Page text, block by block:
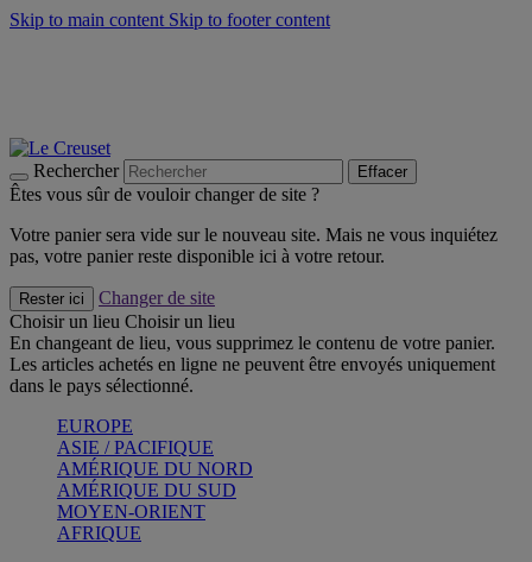
Skip to main content Skip to footer content
Rechercher Effacer
Êtes vous sûr de vouloir changer de site ?
Votre panier sera vide sur le nouveau site. Mais ne vous inquiétez
pas, votre panier reste disponible ici à votre retour.
Rester ici
Changer de site
Choisir un lieu Choisir un lieu
En changeant de lieu, vous supprimez le contenu de votre panier.
Les articles achetés en ligne ne peuvent être envoyés uniquement
dans le pays sélectionné.
EUROPE
ASIE / PACIFIQUE
AMÉRIQUE DU NORD
AMÉRIQUE DU SUD
MOYEN-ORIENT
AFRIQUE